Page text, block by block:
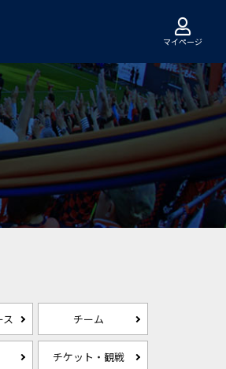
マイページ
ス チーム
チケット・観戦